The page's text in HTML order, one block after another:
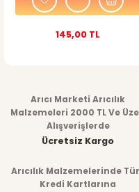
145,00 TL
Arıcı Marketi Arıcılık
Malzemeleri 2000 TL Ve
Alışverişlerde
Ücretsiz Kargo
Arıcılık Malzemelerinde
Kredi Kartlarına